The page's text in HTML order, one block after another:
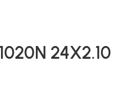
24X2.10